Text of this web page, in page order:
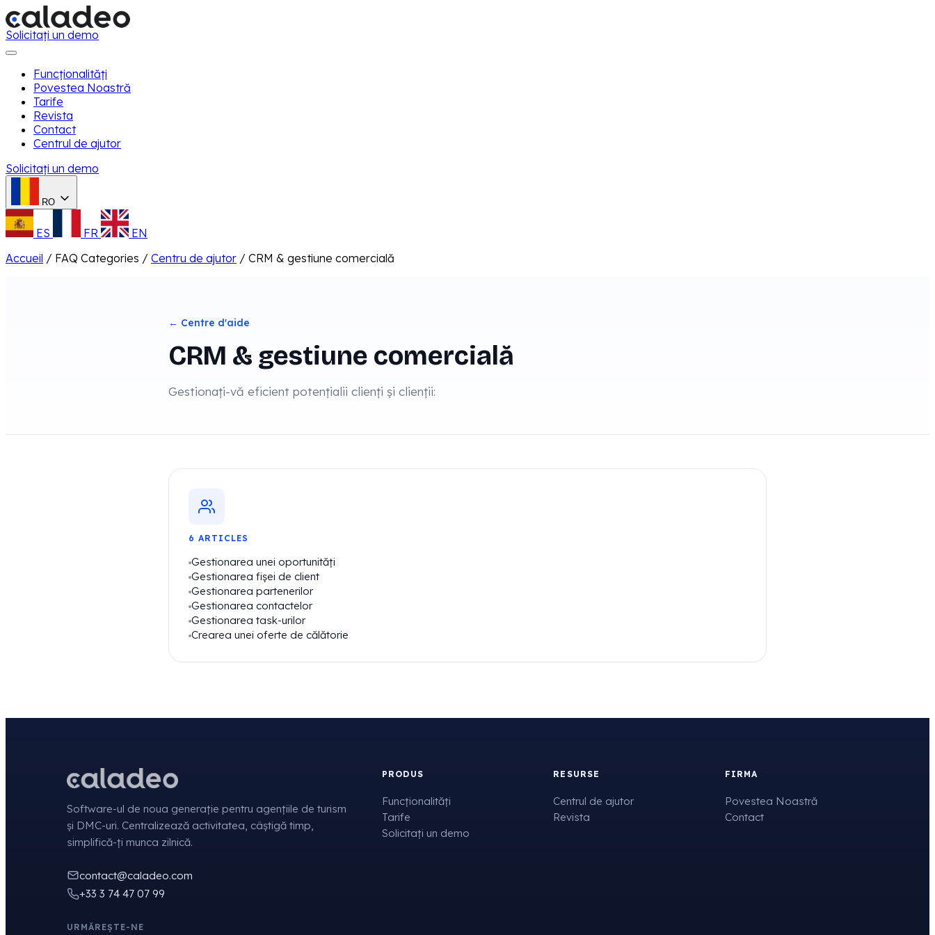
Solicitați un demo
Funcționalități
Povestea Noastră
Tarife
Revista
Contact
Centrul de ajutor
Solicitați un demo
RO
ES FR
EN
Accueil / FAQ Categories / Centru de ajutor / CRM & gestiune comercială
← Centre d'aide
CRM & gestiune comercială
Gestionați-vă eficient potențialii clienți și clienții:
6 ARTICLES
Gestionarea unei oportunități
Gestionarea fișei de client
Gestionarea partenerilor
Gestionarea contactelor
Gestionarea task-urilor
Crearea unei oferte de călătorie
Software-ul de noua generație pentru agențiile de turism
și DMC-uri. Centralizează activitatea, câștigă timp,
simplifică-ți munca zilnică.
contact@caladeo.com
+33 3 74 47 07 99
URMĂREȘTE-NE
PRODUS
Funcționalități
Tarife
Solicitați un demo
RESURSE
Centrul de ajutor
Revista
FIRMA
Povestea Noastră
Contact